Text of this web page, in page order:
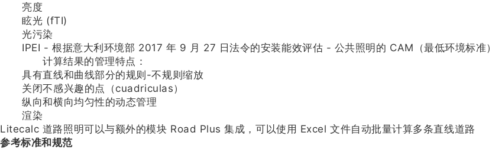
亮度
眩光 (fTI)
光污染
IPEI - 根据意大利环境部 2017 年 9 月 27 日法令的安装能效评估 - 公共照明的 CAM（最低环境标准）
计算结果的管理特点：
具有直线和曲线部分的规则-不规则缩放
关闭不感兴趣的点（cuadriculas）
纵向和横向均匀性的动态管理
渲染
Litecalc 道路照明可以与额外的模块 Road Plus 集成，可以使用 Excel 文件自动批量计算多条直线道路
参考标准和规范